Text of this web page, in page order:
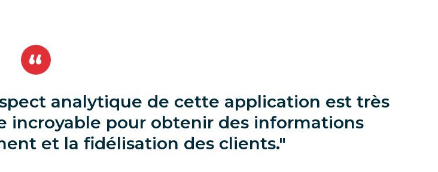
analytique de cette application est très
incroyable pour obtenir des informations
et la fidélisation des clients.